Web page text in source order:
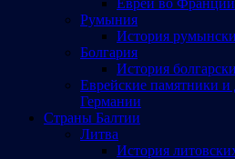
Румыния
История
Болгария
История
Еврейские памятники и
Германии
Страны Балтии
Литва
История